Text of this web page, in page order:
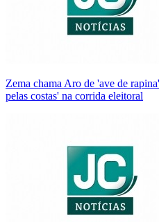
Zema chama Aro de 'ave de
pelas costas' na corrida eleitoral